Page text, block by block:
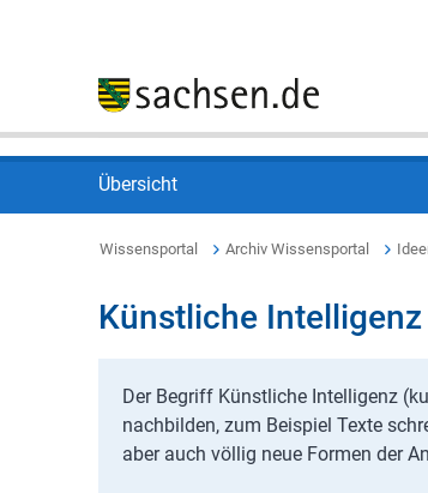
Übersicht
Wissensportal Archiv Wissensportal
Künstliche
Der Begriff Künstliche Intelligenz
nachbilden, zum Beispiel Texte
aber auch völlig neue Formen der